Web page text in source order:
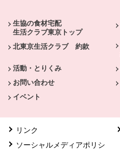
生協の食材宅配
生活クラブ東京トップ
北東京生活クラブ 約款
活動・とりくみ
お問い合わせ
イベント
リンク
ソーシャルメディアポリシ